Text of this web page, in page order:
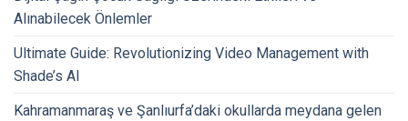
Alınabilecek Önlemler
Ultimate Guide: Revolutionizing Video Management with
Shade’s AI
Kahramanmaraş ve Şanlıurfa’daki okullarda meydana gelen